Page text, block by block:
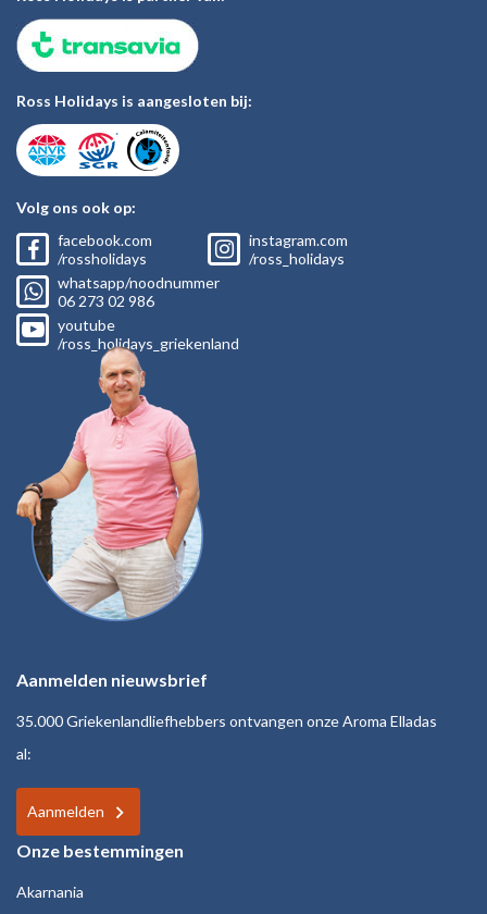
Ross Holidays is aangesloten bij:
Volg ons ook op:
facebook.com
/rossholidays
instagram.com
/ross_holidays
whatsapp/noodnummer
06 273 02 986
youtube
/ross_holidays_griekenland
Aanmelden nieuwsbrief
35.000 Griekenlandliefhebbers ontvangen onze Aroma Elladas
al:
Aanmelden
Onze bestemmingen
Akarnania